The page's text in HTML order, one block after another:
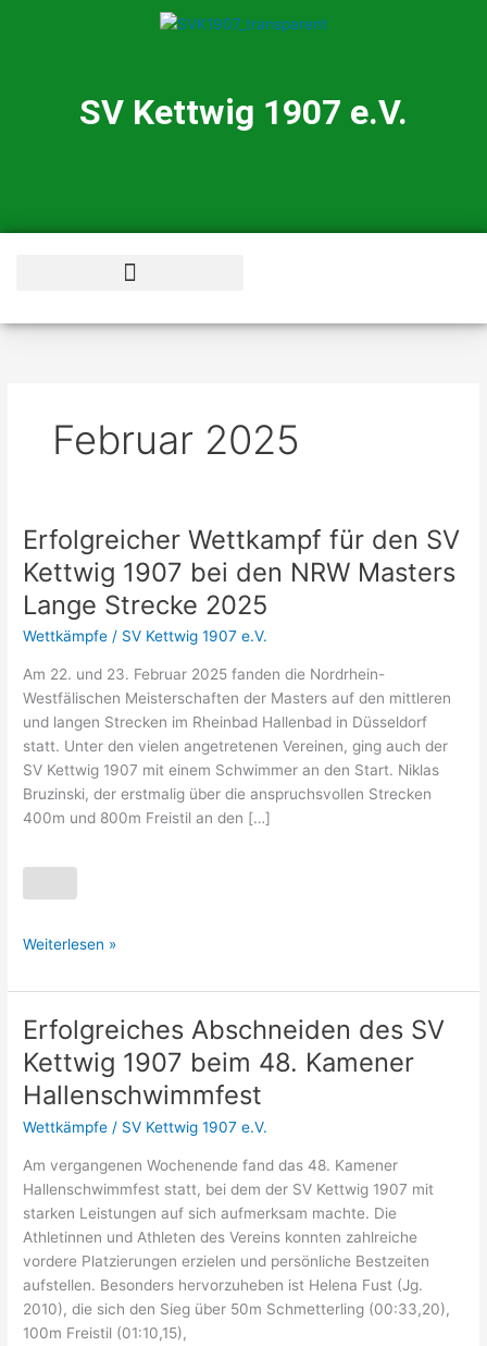
SV Kettwig 1907 e.V.
Februar 2025
Erfolgreicher Wettkampf für den SV
Kettwig 1907 bei den NRW Masters
Lange Strecke 2025
Wettkämpfe / SV Kettwig 1907 e.V.
Am 22. und 23. Februar 2025 fanden die Nordrhein-
Westfälischen Meisterschaften der Masters auf den mittleren
und langen Strecken im Rheinbad Hallenbad in Düsseldorf
statt. Unter den vielen angetretenen Vereinen, ging auch der
SV Kettwig 1907 mit einem Schwimmer an den Start. Niklas
Bruzinski, der erstmalig über die anspruchsvollen Strecken
400m und 800m Freistil an den […]
Erfolgreicher
Wettkampf
für
den
SV
1907
bei
den
NRW
Masters
Lange
Strecke
Weiterlesen »
Erfolgreiches Abschneiden des SV
Kettwig 1907 beim 48. Kamener
Hallenschwimmfest
Wettkämpfe / SV Kettwig 1907 e.V.
Am vergangenen Wochenende fand das 48. Kamener
Hallenschwimmfest statt, bei dem der SV Kettwig 1907 mit
starken Leistungen auf sich aufmerksam machte. Die
Athletinnen und Athleten des Vereins konnten zahlreiche
vordere Platzierungen erzielen und persönliche Bestzeiten
aufstellen. Besonders hervorzuheben ist Helena Fust (Jg.
2010), die sich den Sieg über 50m Schmetterling (00:33,20),
100m Freistil (01:10,15),
Erfolgreiches
Abschneiden
des
SV
Kettwig
beim
48.
Kamener
Hallenschwimmfest